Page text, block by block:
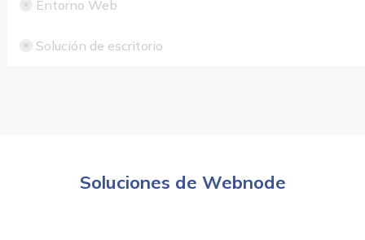
Entorno Web
Solución de escritorio
Soluciones de Webnode